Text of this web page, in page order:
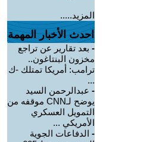
المزيد.....
احدث الأخبار المهمة
- بعد تقارير عن تراجع
مخزون البنتاغون..
ترامب: أمريكا تمتلك -ك
...
- عبدالرحمن السيد
يوضح لـCNN موقفه من
التمويل العسكري
الأمريكي ...
- الدفاعات الجوية